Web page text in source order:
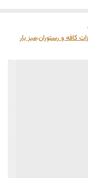
می‌تواند نقش بزرگی در
چوبی شکلات به عنوان
کافه و رستوران،میز بار